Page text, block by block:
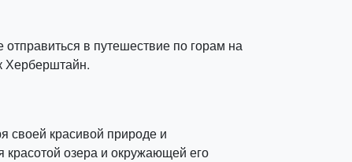
в путешествие по горам на
Херберштайн.
своей красивой природе и
красотой озера и окружающей его